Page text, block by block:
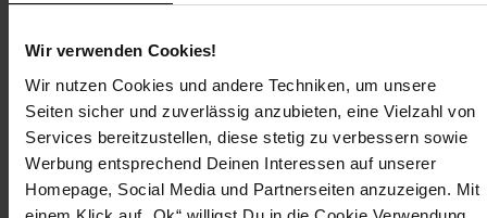
Wir verwenden Cookies!
Wir nutzen Cookies und andere Techniken, um unsere
Seiten sicher und zuverlässig anzubieten, eine Vielzahl von
Services bereitzustellen, diese stetig zu verbessern sowie
Werbung entsprechend Deinen Interessen auf unserer
Homepage, Social Media und Partnerseiten anzuzeigen. Mit
Maße Sessel (BxTxH): ca. 79 x 68 x 75 cm
Maße Tisch (BxTxH): ca. 68 x 57 x 34,5 cm
Je Sitzfläche (BxT): ca. 68 x 57,5 cm
Höhe der 5-fach verstellbaren Lehne: ca. 0 - 44 cm
Höhe der Rückenlehnen: ca. 42,5 cm